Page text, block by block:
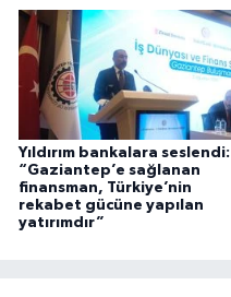
Yıldırım bankalara seslendi:
“Gaziantep’e sağlanan
finansman, Türkiye’nin
rekabet gücüne yapılan
yatırımdır”